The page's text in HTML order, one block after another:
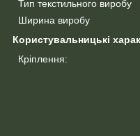
Тип текстильного виробу
Ширина виробу
Користувальницькі
Кріплення: